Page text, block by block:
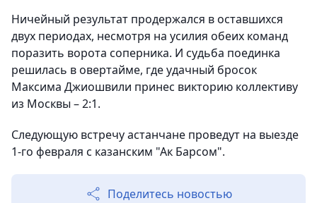
Ничейный результат продержался в оставшихся
двух периодах, несмотря на усилия обеих команд
поразить ворота соперника. И судьба поединка
решилась в овертайме, где удачный бросок
Максима Джиошвили принес викторию коллективу
из Москвы – 2:1.
Следующую встречу астанчане проведут на выезде
1-го февраля с казанским "Ак Барсом".
Поделитесь новостью